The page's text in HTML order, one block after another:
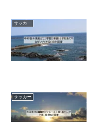
サッカー
サッカー